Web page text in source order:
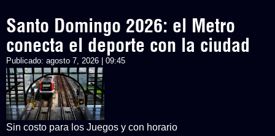
Santo Domingo 2026: el Metro
conecta el deporte con la ciudad
Publicado: agosto 7, 2026 | 09:45
Sin costo para los Juegos y con horario